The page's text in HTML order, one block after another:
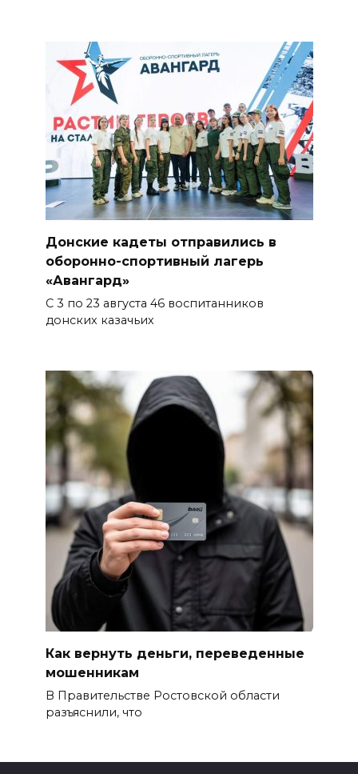
Новочеркасске перекрасили в
черный цвет – общественники
бьют тревогу
07 августа 2026 13:38
Мем с Путиным, российские
лекарства и уникальные
операции: основные события
6 августа
07 августа 2026 12:57
Проект Таганрогского музея
победил во втором конкурсе
программы «Красота внутри»
Донские кадеты отправились в
оборонно-спортивный лагерь
«Авангард»
С 3 по 23 августа 46 воспитанников
донских казачьих
Как вернуть деньги, переведенные
мошенникам
В Правительстве Ростовской области
разъяснили, что